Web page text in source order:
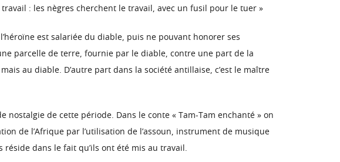
: les nègres cherchent le travail, avec un fusil pour le tuer »
est salariée du diable, puis ne pouvant honorer ses
parcelle de terre, fournie par le diable, contre une part de la
au diable. D’autre part dans la société antillaise, c’est le maître
nostalgie de cette période. Dans le conte « Tam-Tam enchanté » on
de l’Afrique par l’utilisation de l’assoun, instrument de musique
dans le fait qu’ils ont été mis au travail.